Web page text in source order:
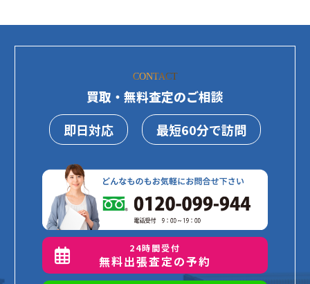
CONTACT
買取・無料査定のご相談
即日対応
最短60分で訪問
24時間受付
無料出張査定の予約